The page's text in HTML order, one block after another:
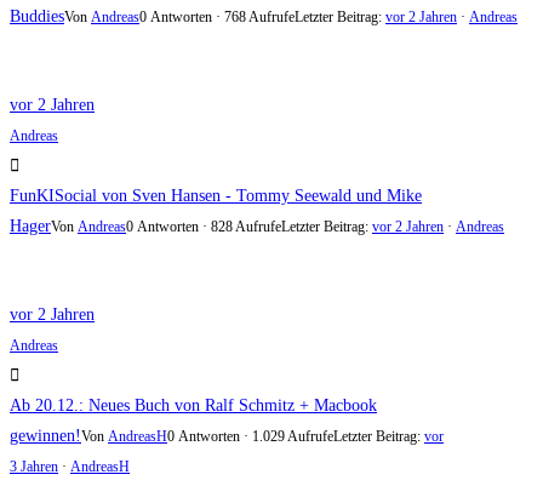
BuddiesVon Andreas0 Antworten · 768 AufrufeLetzter Beitrag: vor 2 Jahren · Andreas
vor 2 Jahren
Andreas
FunKISocial von Sven Hansen - Tommy Seewald und Mike
HagerVon Andreas0 Antworten · 828 AufrufeLetzter Beitrag: vor 2 Jahren · Andreas
vor 2 Jahren
Andreas
Ab 20.12.: Neues Buch von Ralf Schmitz + Macbook
gewinnen! Von AndreasH0 Antworten · 1.029 AufrufeLetzter Beitrag: vor
3 Jahren · AndreasH